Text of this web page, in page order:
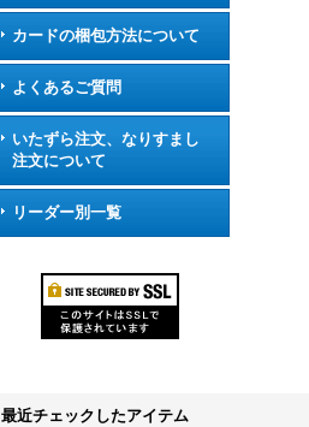
カードの梱包方法について
よくあるご質問
いたずら注文、なりすまし
注文について
リーダー別一覧
最近チェックしたアイテム